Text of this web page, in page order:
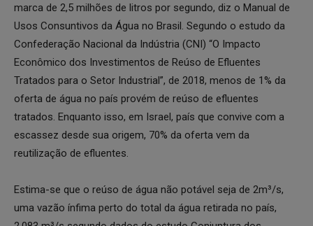
marca de 2,5 milhões de litros por segundo, diz o Manual de
Usos Consuntivos da Água no Brasil. Segundo o estudo da
Confederação Nacional da Indústria (CNI) “O Impacto
Econômico dos Investimentos de Reúso de Efluentes
Tratados para o Setor Industrial”, de 2018, menos de 1% da
oferta de água no país provém de reúso de efluentes
tratados. Enquanto isso, em Israel, país que convive com a
escassez desde sua origem, 70% da oferta vem da
reutilização de efluentes.
Estima-se que o reúso de água não potável seja de 2m³/s,
uma vazão ínfima perto do total da água retirada no país,